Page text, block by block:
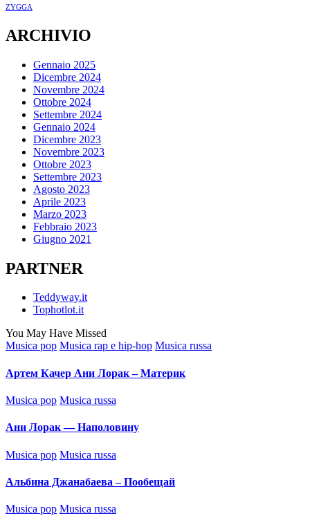
ZYGGA
ARCHIVIO
Gennaio 2025
Dicembre 2024
Novembre 2024
Ottobre 2024
Settembre 2024
Gennaio 2024
Dicembre 2023
Novembre 2023
Ottobre 2023
Settembre 2023
Agosto 2023
Aprile 2023
Marzo 2023
Febbraio 2023
Giugno 2021
PARTNER
Teddyway.it
Tophotlot.it
You May Have Missed
Posted
Musica pop Musica rap e hip-hop Musica russa
Артем Качер Ани Лорак – Материк
Posted
Musica pop Musica russa
Ани Лорак — Наполовину
Posted
Musica pop Musica russa
Альбина Джанабаева – Пообещай
Posted
Musica pop Musica russa